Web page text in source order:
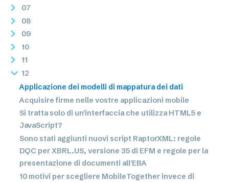
07
08
09
10
11
12
Applicazione dei modelli di mappatura dei dati
Acquisire firme nelle vostre applicazioni mobile
Si tratta solo di un'interfaccia che utilizza HTML5 e
JavaScript?
Sono stati aggiunti nuovi script RaptorXML: regole
DQC per XBRL.US, versione 35 di EFM e regole per la
presentazione di documenti all'EBA
10 motivi per scegliere MobileTogether invece di